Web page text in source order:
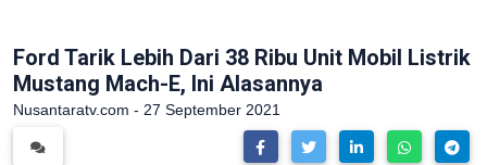
Ford Tarik Lebih Dari 38 Ribu Unit Mobil Listrik
Mustang Mach-E, Ini Alasannya
Nusantaratv.com - 27 September 2021